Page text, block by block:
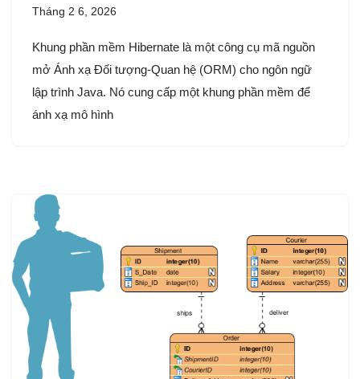
Tháng 2 6, 2026
Khung phần mềm Hibernate là một công cụ mã nguồn
mở Ánh xạ Đối tượng-Quan hệ (ORM) cho ngôn ngữ
lập trình Java. Nó cung cấp một khung phần mềm để
ánh xạ mô hình